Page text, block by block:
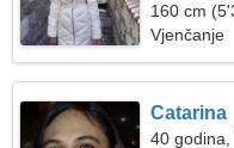
160 cm
Vjenčanje
Catarina
40 godina,